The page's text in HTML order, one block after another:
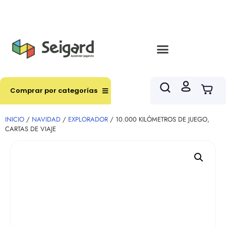
Comprar por categorías
INICIO / NAVIDAD / EXPLORADOR / 10.000 KILÓMETROS DE JUEGO,
CARTAS DE VIAJE